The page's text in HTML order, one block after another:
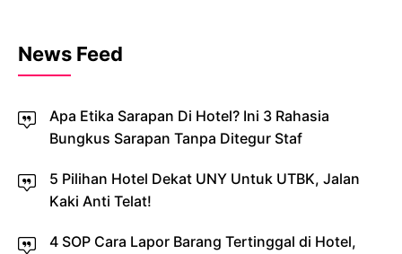
News Feed
Apa Etika Sarapan Di Hotel? Ini 3 Rahasia
Bungkus Sarapan Tanpa Ditegur Staf
5 Pilihan Hotel Dekat UNY Untuk UTBK, Jalan
Kaki Anti Telat!
4 SOP Cara Lapor Barang Tertinggal di Hotel,